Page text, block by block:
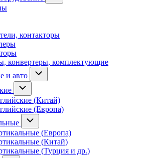
контакторы
конвертеры, комплектующие
и авто
(Китай)
(Европа)
(Европа)
(Китай)
(Турция и др.)